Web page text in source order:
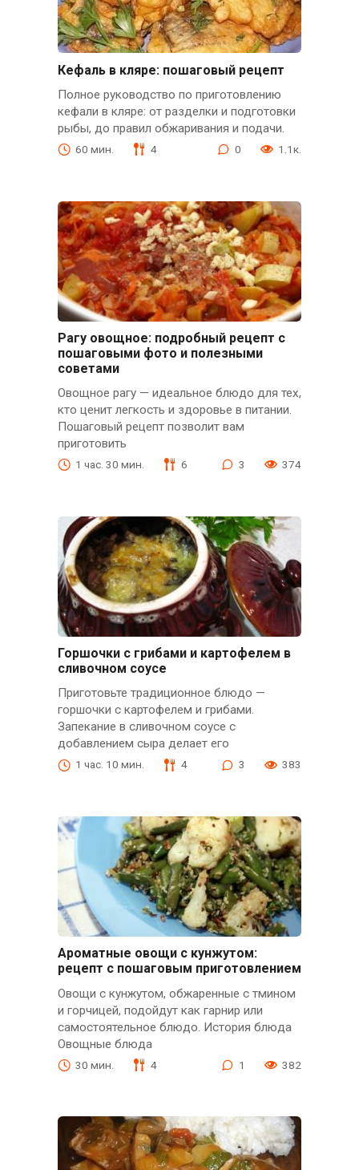
Кефаль в кляре: пошаговый рецепт
Полное руководство по приготовлению
кефали в кляре: от разделки и подготовки
рыбы, до правил обжаривания и подачи.
60 мин. 4 0 1.1к.
Рагу овощное: подробный рецепт с
пошаговыми фото и полезными
советами
Овощное рагу — идеальное блюдо для тех,
кто ценит легкость и здоровье в питании.
Пошаговый рецепт позволит вам
приготовить
1 час. 30 мин. 6 3 374
Горшочки с грибами и картофелем в
сливочном соусе
Приготовьте традиционное блюдо —
горшочки с картофелем и грибами.
Запекание в сливочном соусе с
добавлением сыра делает его
1 час. 10 мин. 4 3 383
Ароматные овощи с кунжутом:
рецепт с пошаговым приготовлением
Овощи с кунжутом, обжаренные с тмином
и горчицей, подойдут как гарнир или
самостоятельное блюдо. История блюда
Овощные блюда
30 мин. 4 1 382